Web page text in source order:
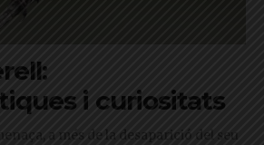
i curiositats
a més de la desaparició del seu